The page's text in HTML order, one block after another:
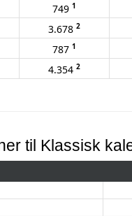
749 1
3.678 2
787 1
4.354 2
til Klassisk